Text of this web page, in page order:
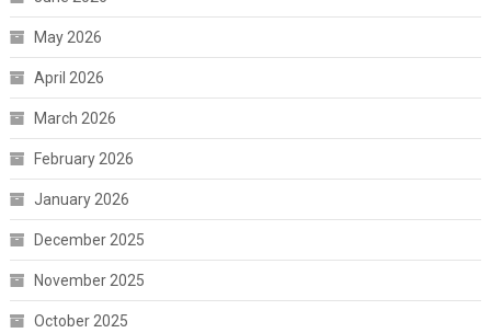
May 2026
April 2026
March 2026
February 2026
January 2026
December 2025
November 2025
October 2025